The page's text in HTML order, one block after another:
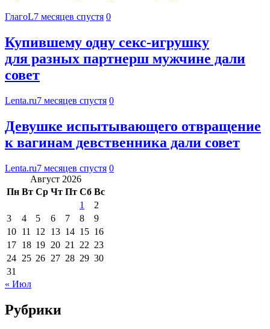
ГлагоL7 месяцев спустя 0
Купившему одну секс-игрушку
для разных партнерш мужчине дали
совет
Lenta.ru7 месяцев спустя 0
Девушке испытывающего отвращение
к вагинам девственника дали совет
Lenta.ru7 месяцев спустя 0
Август 2026
Пн Вт Ср Чт Пт Сб Вс
1
2
3
4 5 6 7 8
9
10 11 12 13 14 15 16
17 18 19 20 21 22 23
24 25 26 27 28 29 30
31
« Июл
Рубрики